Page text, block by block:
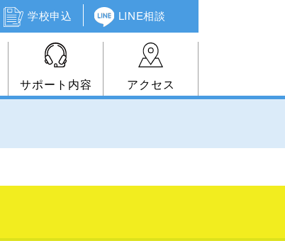
学校申込 LINE相談
サポート内容 アクセス